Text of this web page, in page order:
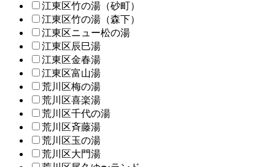
江東区竹の湯（砂町）
江東区竹の湯（森下）
江東区ニュー松の湯
江東区辰巳湯
江東区金春湯
江東区富山湯
荒川区梅の湯
荒川区喜楽湯
荒川区千代の湯
荒川区斉藤湯
荒川区玉の湯
荒川区大門湯